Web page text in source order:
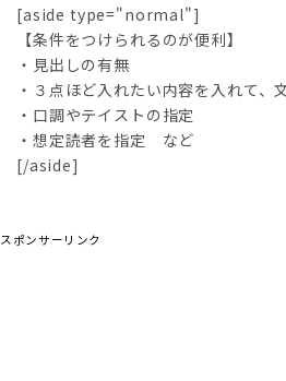
[aside type="normal"]
【条件をつけられるのが便利】
・見出しの有無
・３点ほど入れたい内容を入れて、
・口調やテイストの指定
・想定読者を指定 など
[/aside]
スポンサーリンク